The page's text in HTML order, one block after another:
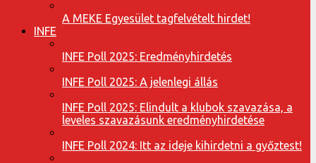
A MEKE Egyesület tagfelvételt hirdet!
INFE
INFE Poll 2025: Eredményhirdetés
INFE Poll 2025: A jelenlegi állás
INFE Poll 2025: Elindult a klubok szavazása, a
leveles szavazásunk eredményhirdetése
INFE Poll 2024: Itt az ideje kihirdetni a győztest!